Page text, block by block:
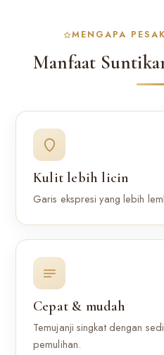
MENGAPA
Manfaat
Kulit lebih licin
Garis ekspresi yang lebih
Cepat & mudah
Temujanji singkat dengan
pemulihan.